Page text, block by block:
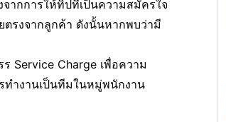
จากการให้ทิปที่เป็นความสมัครใจ
ตรงจากลูกค้า ดังนั้นหากพบว่ามี
Service Charge เพื่อความ
ทำงานเป็นทีมในหมู่พนักงาน